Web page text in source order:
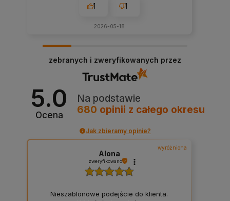
1 1
2026-05-18
zebranych i zweryfikowanych przez
5.0
Ocena
Na podstawie
680 opinii z całego okresu
Jak zbieramy opinie?
wyróżniona
Alona
zweryfikowano
Nieszablonowe podejście do klienta.